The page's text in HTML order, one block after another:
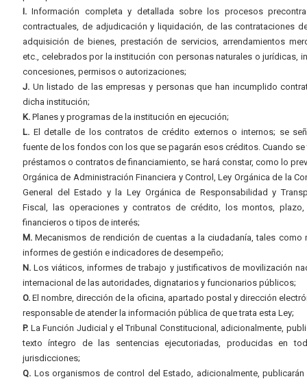
I. Información completa y detallada sobre los procesos
contractuales, de adjudicación y liquidación, de las contrataciones
adquisición de bienes, prestación de servicios, arrendamientos
etc., celebrados por la institución con personas naturales o jurídicas,
concesiones, permisos o autorizaciones;
J. Un listado de las empresas y personas que han incumplido
dicha institución;
K. Planes y programas de la institución en ejecución;
L. El detalle de los contratos de crédito externos o internos; se
fuente de los fondos con los que se pagarán esos créditos. Cuando se
préstamos o contratos de financiamiento, se hará constar, como lo
Orgánica de Administración Financiera y Control, Ley Orgánica de la
General del Estado y la Ley Orgánica de Responsabilidad y
Fiscal, las operaciones y contratos de crédito, los montos,
financieros o tipos de interés;
M. Mecanismos de rendición de cuentas a la ciudadanía, tales como
informes de gestión e indicadores de desempeño;
N. Los viáticos, informes de trabajo y justificativos de movilización
internacional de las autoridades, dignatarios y funcionarios públicos;
O. El nombre, dirección de la oficina, apartado postal y dirección
responsable de atender la información pública de que trata esta Ley;
P. La Función Judicial y el Tribunal Constitucional, adicionalmente,
texto íntegro de las sentencias ejecutoriadas, producidas en
jurisdicciones;
Q. Los organismos de control del Estado, adicionalmente, publicarán